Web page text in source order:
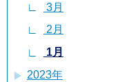
3月
2月
1月
2023年